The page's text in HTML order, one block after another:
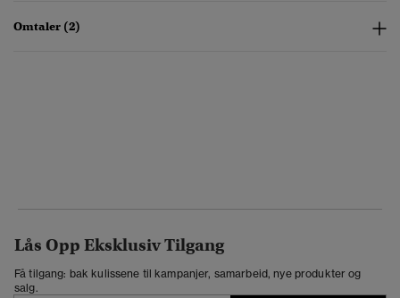
Omtaler (2)
Lås Opp Eksklusiv Tilgang
Få tilgang: bak kulissene til kampanjer, samarbeid, nye produkter og
salg.